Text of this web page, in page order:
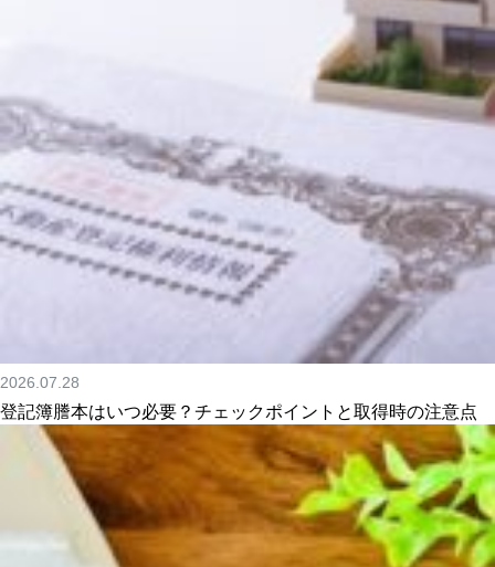
2026.07.28
登記簿謄本はいつ必要？チェックポイントと取得時の注意点